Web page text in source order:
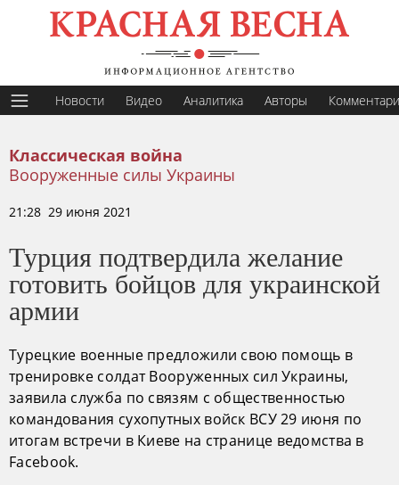
Новости Видео Аналитика Авторы
Классическая война
Вооруженные силы Украины
21:28 29 июня 2021
Турция подтвердила желание
готовить бойцов для украинской
армии
Турецкие военные предложили свою помощь в
тренировке солдат Вооруженных сил Украины,
заявила служба по связям с общественностью
командования сухопутных войск ВСУ 29 июня по
итогам встречи в Киеве на странице ведомства в
Facebook.